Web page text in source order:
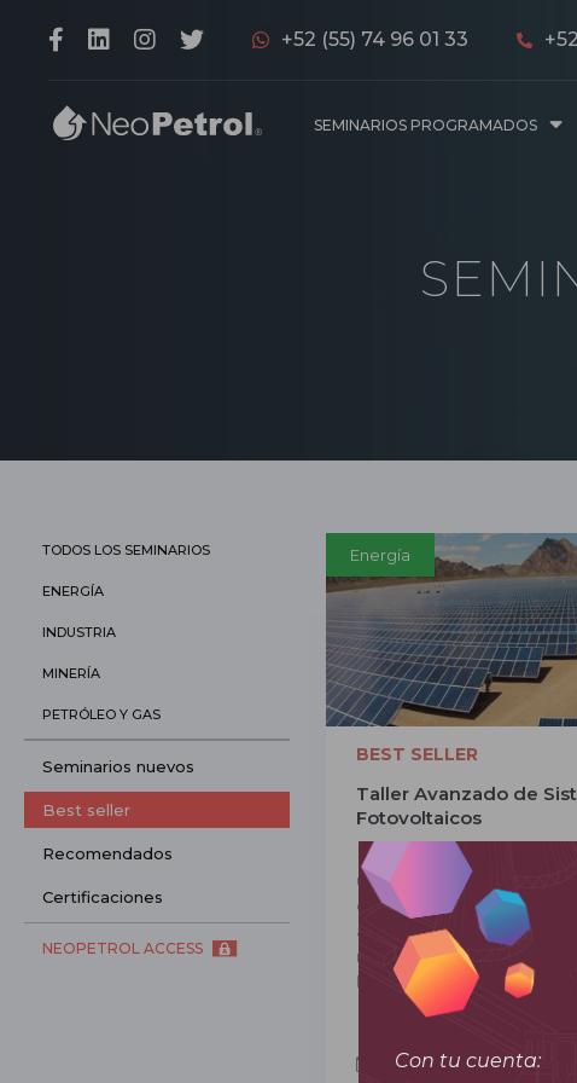
+52 (55) 74 96 01 33
SEMINARIOS PROGRAMADOS
TODOS LOS SEMINARIOS
ENERGÍA
INDUSTRIA
MINERÍA
PETRÓLEO Y GAS
Seminarios nuevos
Best seller
Recomendados
Certificaciones
NEOPETROL ACCESS
Energía
BEST SELLER
Taller Avanzado de
Fotovoltaicos
Domina cada etapa del
un sistema FV: desde
dimensionamiento
avanzado MPPT, la
mantenimiento
horas intensivas con
Ago 17 - Ago 21
Con tu cuenta: